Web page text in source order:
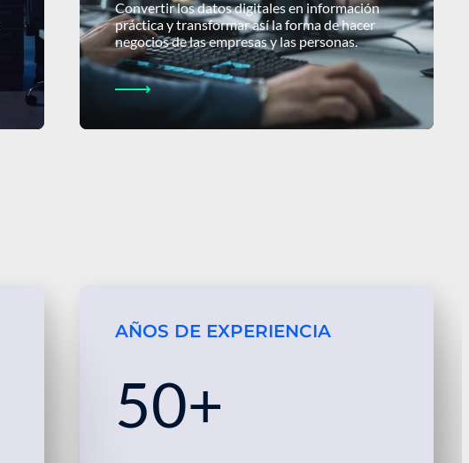
Convertir los datos digitales en información
práctica y transformar así la forma de hacer
negocios de las empresas y las personas.
AÑOS DE EXPERIENCIA
50+